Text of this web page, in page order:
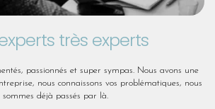
très experts
passionnés et super sympas. Nous avons une
nous connaissons vos problématiques, nous
sommes déjà passés par là.